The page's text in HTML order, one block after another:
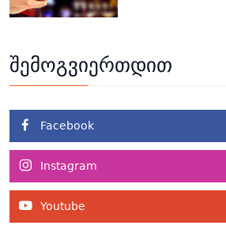
შემოგვიერთდით
Facebook
Instagram
Youtube